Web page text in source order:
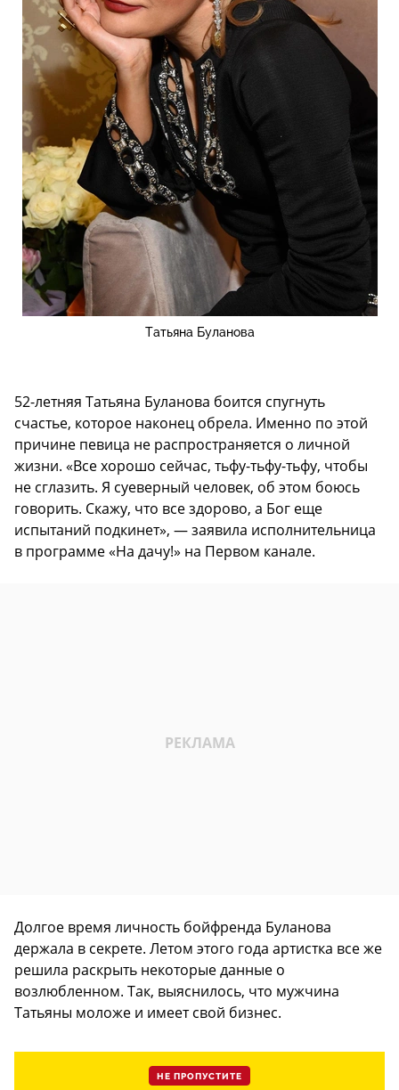
Татьяна Буланова
52-летняя Татьяна Буланова боится спугнуть
счастье, которое наконец обрела. Именно по этой
причине певица не распространяется о личной
жизни. «Все хорошо сейчас, тьфу-тьфу-тьфу, чтобы
не сглазить. Я суеверный человек, об этом боюсь
говорить. Скажу, что все здорово, а Бог еще
испытаний подкинет», — заявила исполнительница
в программе «На дачу!» на Первом канале.
Долгое время личность бойфренда Буланова
держала в секрете. Летом этого года артистка все же
решила раскрыть некоторые данные о
возлюбленном. Так, выяснилось, что мужчина
Татьяны моложе и имеет свой бизнес.
НЕ ПРОПУСТИТЕ